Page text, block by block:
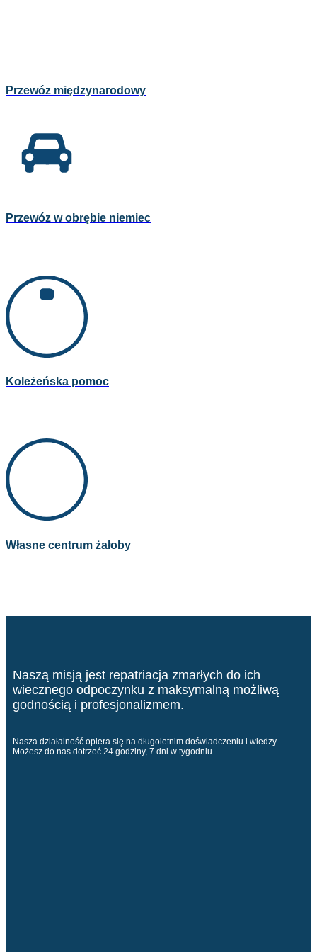
Przewóz międzynarodowy
Przewóz w obrębie niemiec
Koleżeńska pomoc
Własne centrum żałoby
Naszą misją jest repatriacja zmarłych do ich
wiecznego odpoczynku z maksymalną możliwą
godnością i profesjonalizmem.
Nasza działalność opiera się na długoletnim doświadczeniu i wiedzy.
Możesz do nas dotrzeć 24 godziny, 7 dni w tygodniu.